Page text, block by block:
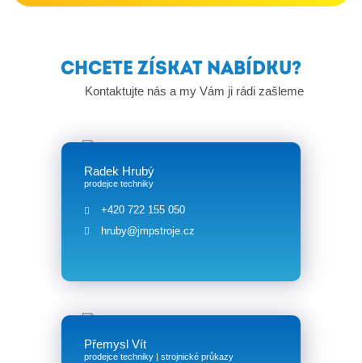
CHCETE ZÍSKAT NABÍDKU?
Kontaktujte nás a my Vám ji rádi zašleme
Radek Hrubý
prodejce techniky
+420 722 155 050
hruby@jmpstroje.cz
Přemysl Vít
prodejce techniky | strojnické průkazy